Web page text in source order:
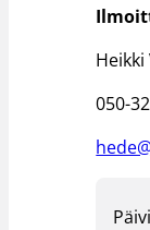
Heikki
050-